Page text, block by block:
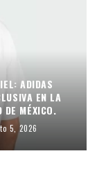
ADIDAS
EN LA
DE MÉXICO.
5, 2026